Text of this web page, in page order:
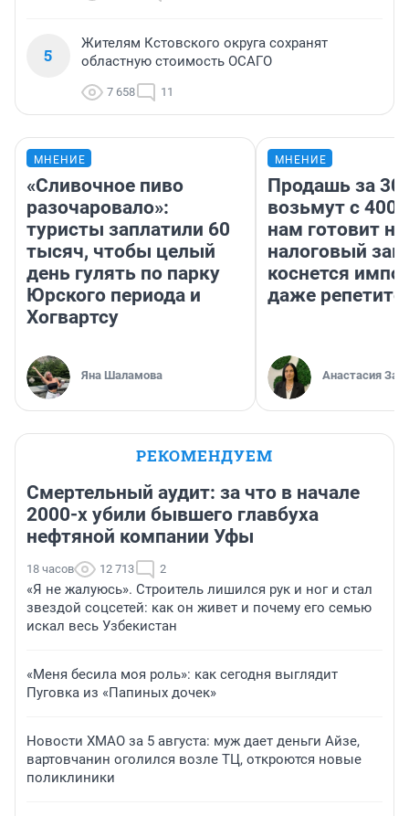
5
Жителям Кстовского округа сохранят
областную стоимость ОСАГО
7 658 11
МНЕНИЕ
«Сливочное пиво
разочаровало»:
туристы заплатили 60
тысяч, чтобы целый
день гулять по парку
Юрского периода и
Хогвартсу
Яна Шаламова
МНЕНИЕ
Продашь за
возьмут с
нам готовит
налоговый
коснется
даже
Анастасия
РЕКОМЕНДУЕМ
Смертельный аудит: за что в начале
2000-х убили бывшего главбуха
нефтяной компании Уфы
18 часов 12 713 2
«Я не жалуюсь». Строитель лишился рук и ног и стал
звездой соцсетей: как он живет и почему его семью
искал весь Узбекистан
«Меня бесила моя роль»: как сегодня выглядит
Пуговка из «Папиных дочек»
Новости ХМАО за 5 августа: муж дает деньги Айзе,
вартовчанин оголился возле ТЦ, откроются новые
поликлиники